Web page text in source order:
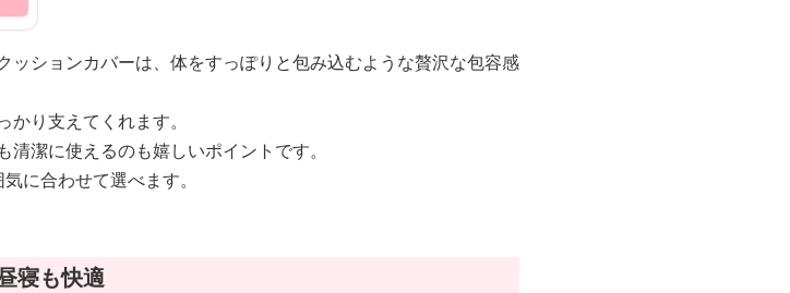
ションカバーは、体をすっぽりと包み込むような贅沢な包容感
り支えてくれます。
潔に使えるのも嬉しいポイントです。
に合わせて選べます。
寝も快適